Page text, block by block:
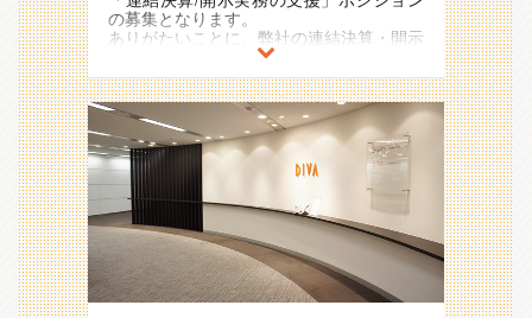
13億円、2019年度：売上16億円、2020年
度：売上20億円、2021年度：売上25億円
弱と、毎年20~25％ペースで事業成長を継
続しています。
また、連結・開示システムメーカーの機能
も有する同社。市場ではトップシェア（約
4割のシェア）のシステムでもございます
ので、基盤が安定しており安心して就業い
ただける環境です。
〇決算業務標準化の推進
1つのプロジェクトは、3～10名程度のチ
ームとなっています。
難易度の高い連結決算領域ですが、同社は
その業務を1つの環境に集約させ、単純
化・効率化に取り組んできました。
数だけプロジェクトが存在しておりますの
で、マネジメントの機会が豊富で携われる
業務幅も広いです。
「上が詰まっていて昇進やキャリアアップ
ができない」ということがなく、マネジメ
ントや連結決算/開示の一連の業務を経験
することができます。
〇複数企業の決算業務に携われる
業務の属人化を避けるため、最長5年でプ
ロジェクトをローテーションしておりま
す。
そのため、1社だけではなく複数社の決算
業務の知識と経験を積むことができます。
2,3社の決算業務を経験することで、1社の
決算業務の手法を「正」とせず、「A社の
■業務概要
連結会計システム「DivaSystem」を活用
（BPO）や業務改善コンサルティングを
実施していただきます。実務を行いつつ豊
富な他社事例や社内を活かして、お客様と
二人三脚で連結決算の業務効率化や仕組み
作りを推進していただきます。
■業務内容
下記業務をチーム（１社平均3~5名）で進
めていただきます。
実務に慣れていただいた後、リーダーとし
てプロジェクト管理業務にも従事いただく
想定です。
の募集となります。
ありがたいことに、弊社の連結決算・開示
業務や効率化支援のサービス及び品質にご
満足いただけるお客様が増加しており、毎
年120%ペースで成長しております。引き
続きお客様からの相談が増加している背景
から、そのご要望にお応えすべく増員を図
ることと致しました。
※お客様事例：三菱地所株式会社、住友商
事株式会社、株式会社ツムラなど300社以
上！
■魅力/特徴
◎「ポジションが詰まっていて上流業務や
マネジメントの経験が積めない」「1社の
みのやり方を正として良いのか」「知識を